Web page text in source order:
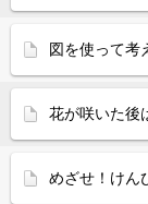
図を使って考
花が咲いた後
めざせ！けん